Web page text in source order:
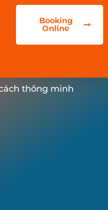
Booking
Online
thông minh